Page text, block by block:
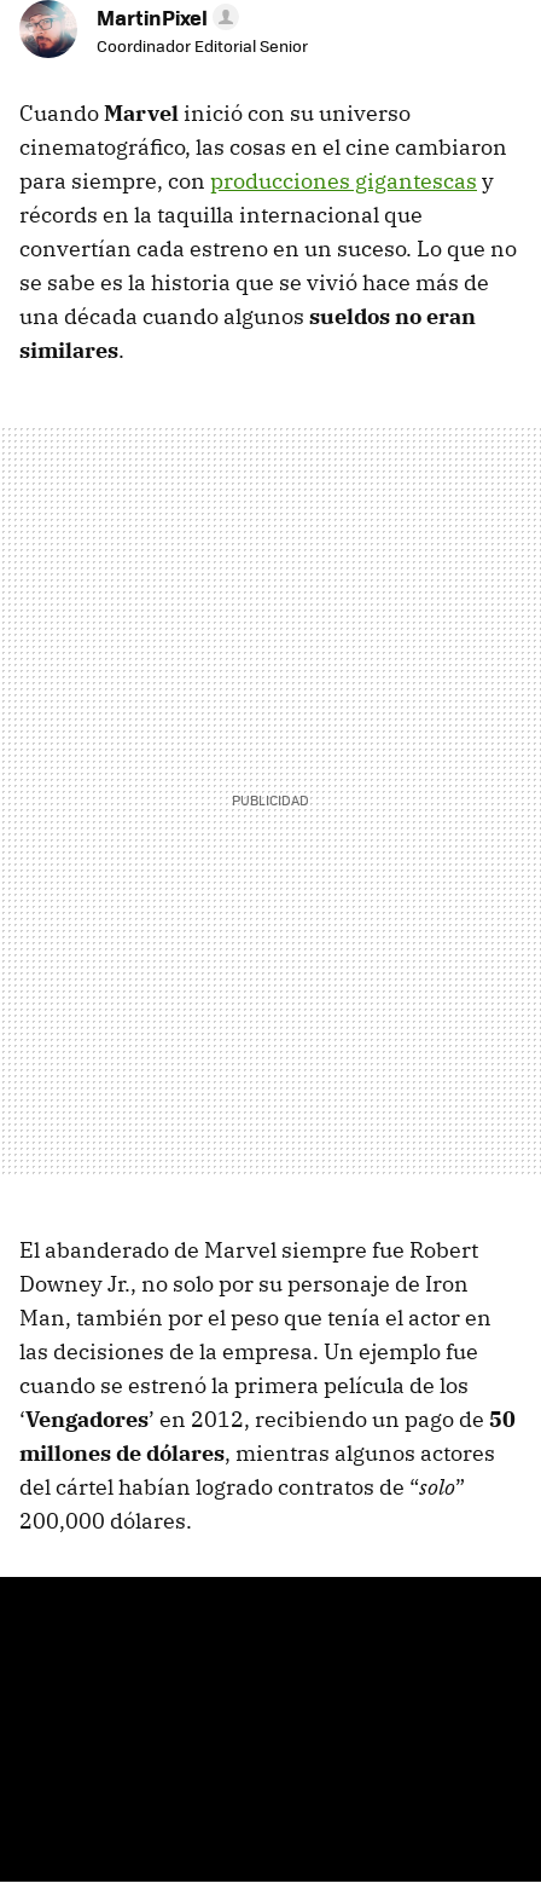
MartinPixel
Coordinador Editorial Senior
CuandoMarvel inició con su universo
cinematográfico, las cosas en el cine cambiaron
para siempre, con producciones gigantescas y
récords en la taquilla internacional que
convertían cada estreno en un suceso. Lo que no
se sabe es la historia que se vivió hace más de
una década cuando algunos sueldos no eran
similares.
El abanderado de Marvel siempre fue Robert
Downey Jr., no solo por su personaje de Iron
Man, también por el peso que tenía el actor en
las decisiones de la empresa. Un ejemplo fue
cuando se estrenó la primera película de los
‘Vengadores’ en 2012, recibiendo un pago de 50
millones de dólares, mientras algunos actores
del cártel habían logrado contratos de “solo”
200,000 dólares.